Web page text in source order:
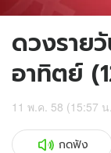
ดวงราย
อาทิตย์
11 พ.ค. 58 (15:57
กดฟัง